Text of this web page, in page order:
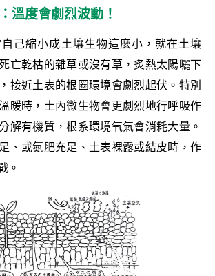
溫度會劇烈波動！
己縮小成土壤生物這麼小，就在土壤
亡乾枯的雜草或沒有草，炙熱太陽曬下
接近土表的根圈環境會劇烈起伏。特別
暖時，土內微生物會更劇烈地行呼吸作
解有機質，根系環境氧氣會消耗大量。
、或氮肥充足、土表裸露或結皮時，作
。